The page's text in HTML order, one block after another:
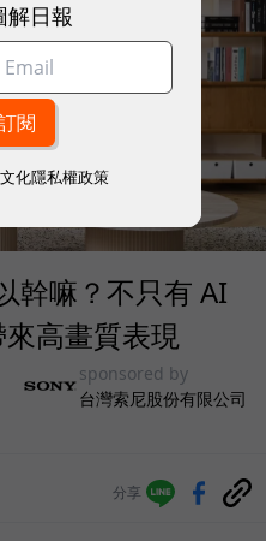
幹嘛？不只有 AI
高畫質表現
sponsored by
台灣索尼股份有限公司
分享
解日報
化隱私權政策